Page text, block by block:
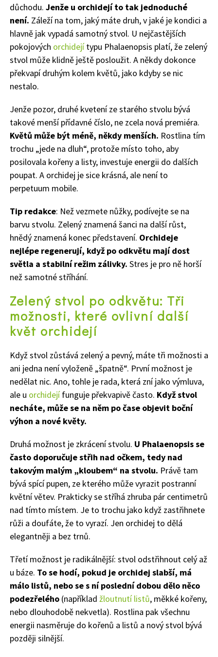
důchodu. Jenže u orchidejí to tak jednoduché
není. Záleží na tom, jaký máte druh, v jaké je kondici a
hlavně jak vypadá samotný stvol. U nejčastějších
pokojových orchidejítypu Phalaenopsis platí, že zelený
stvol může klidně ještě posloužit. A někdy dokonce
překvapí druhým kolem květů, jako kdyby se nic
nestalo.
Jenže pozor, druhé kvetení ze starého stvolu bývá
takové menší přídavné číslo, ne zcela nová premiéra.
Květů může být méně, někdy menších. Rostlina tím
trochu „jede na dluh“, protože místo toho, aby
posilovala kořeny a listy, investuje energii do dalších
poupat. A orchidej je sice krásná, ale není to
perpetuum mobile.
Tip redakce: Než vezmete nůžky, podívejte se na
barvu stvolu. Zelený znamená šanci na další růst,
hnědý znamená konec představení. Orchideje
nejlépe regenerují, když po odkvětu mají dost
světla a stabilní režim zálivky. Stres je pro ně horší
než samotné stříhání.
Zelený stvol po odkvětu: Tři
možnosti, které ovlivní další
květ orchidejí
Když stvol zůstává zelený a pevný, máte tři možnosti a
ani jedna není vyloženě „špatně“. První možnost je
nedělat nic. Ano, tohle je rada, která zní jako výmluva,
ale u orchidejífunguje překvapivě často. Když stvol
necháte, může se na něm po čase objevit boční
výhon a nové květy.
Druhá možnost je zkrácení stvolu. U Phalaenopsis se
často doporučuje střih nad očkem, tedy nad
takovým malým „kloubem“ na stvolu. Právě tam
bývá spící pupen, ze kterého může vyrazit postranní
květní větev. Prakticky se stříhá zhruba pár centimetrů
nad tímto místem. Je to trochu jako když zastřihnete
růži a doufáte, že to vyrazí. Jen orchidej to dělá
elegantněji a bez trnů.
Třetí možnost je radikálnější: stvol odstřihnout celý až
u báze. To se hodí, pokud je orchidej slabší, má
málo listů, nebo se s ní poslední dobou dělo něco
podezřelého (například žloutnutí listů, měkké kořeny,
nebo dlouhodobě nekvetla). Rostlina pak všechnu
energii nasměruje do kořenů a listů a nový stvol bývá
později silnější.